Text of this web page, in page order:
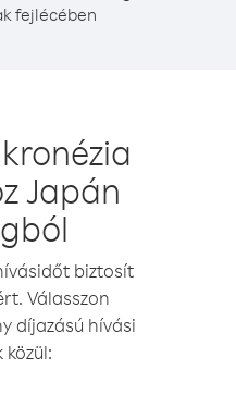
fejlécében
Japán
biztosít
Válasszon
díjazású hívási